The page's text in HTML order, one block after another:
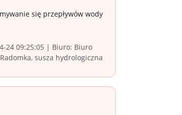
się przepływów wody
24 09:25:05 | Biuro: Biuro
susza hydrologiczna